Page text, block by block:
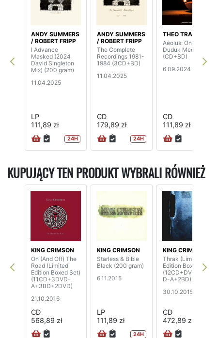
ANDY SUMMERS
/ ROBERT FRIPP
I Advance
Masked (2024
David Singleton
Mix) (200 gram)
11.04.2025
LP
111,89 zł
24H
ANDY SUMMERS
/ ROBERT FRIPP
The Complete
Recordings 1981-
1984 (3CD+BD)
11.04.2025
CD
179,89 zł
24H
THEO TRAVIS
Aeolus: One Hour
Duduk Meditation
(CD+BD)
6.09.2024
CD
111,89 zł
KUPUJĄCY TEN PRODUKT WYBRALI RÓWNIEŻ
KING CRIMSON
On (And Off) The
Road (Limited
Edition Boxed Set)
(11CD+3DVD-
A+3BD+2DVD)
21.10.2016
CD
568,89 zł
KING CRIMSON
Starless & Bible
Black (200 gram)
6.11.2015
LP
111,89 zł
24H
KING CRIMSON
Thrak (Limited
Edition Boxed Set)
(12CD+DVD+DV
D-A+2BD)
30.10.2015
CD
472,89 zł